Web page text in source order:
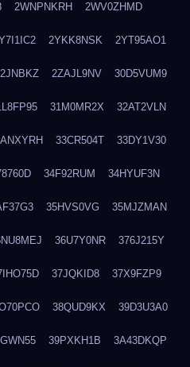
2WNPNKRH 2WV0ZHMD
2YKK8NSK 2YT95AO1
2ZAJL9NV 30D5VUM9
31M0MR2X 32AT2VLN
33CR504T 33DY1V30
34F92RUM 34HYUF3N
35HVS0VG 35MJZMAN
36U7Y0NR 376J215Y
37JQKID8 37X9FZP9
38QUD9KX 39D3U3A0
39PXKH1B 3A43DKQP